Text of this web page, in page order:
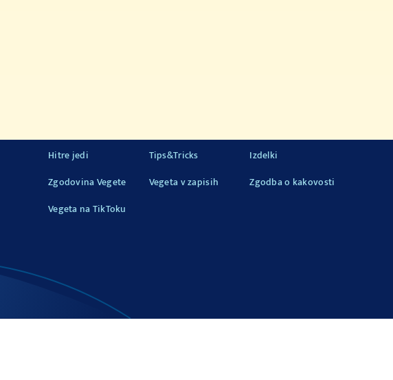
Hitre jedi Tips&Tricks
Izdelki
Zgodovina Vegete
Vegeta v zapisih
Zgodba o kakovosti
Vegeta na TikToku